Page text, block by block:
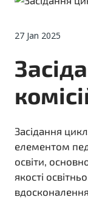
27 Jan 2025
Засідання
елементом
освіти,
якості